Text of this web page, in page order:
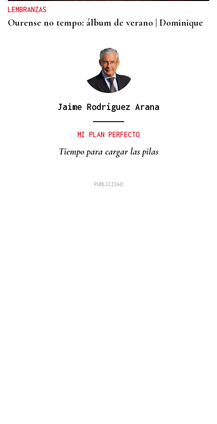
LEMBRANZAS
Ourense no tempo: álbum de verano | Dominique
Jaime Rodríguez Arana
MI PLAN PERFECTO
Tiempo para cargar las pilas